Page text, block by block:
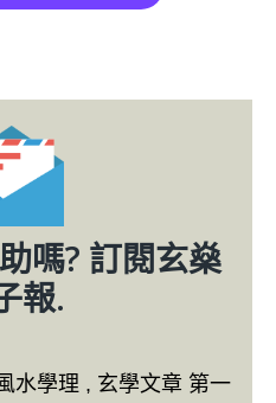
嗎? 訂閱玄燊
報.
水學理 , 玄學文章 第一